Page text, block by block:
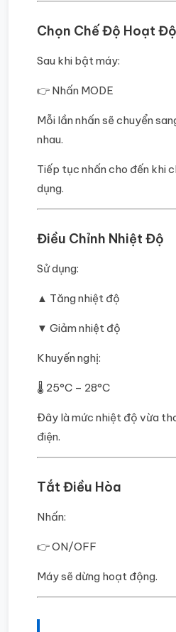
Chọn Chế Độ Hoạt
Sau khi bật máy:
👉 Nhấn MODE
Mỗi lần nhấn sẽ chuyển
nhau.
Tiếp tục nhấn cho đến khi
dụng.
Điều Chỉnh Nhiệt Độ
Sử dụng:
▲ Tăng nhiệt độ
▼ Giảm nhiệt độ
Khuyến nghị:
🌡️ 25°C – 28°C
Đây là mức nhiệt độ vừa
điện.
Tắt Điều Hòa
Nhấn:
👉 ON/OFF
Máy sẽ dừng hoạt động.